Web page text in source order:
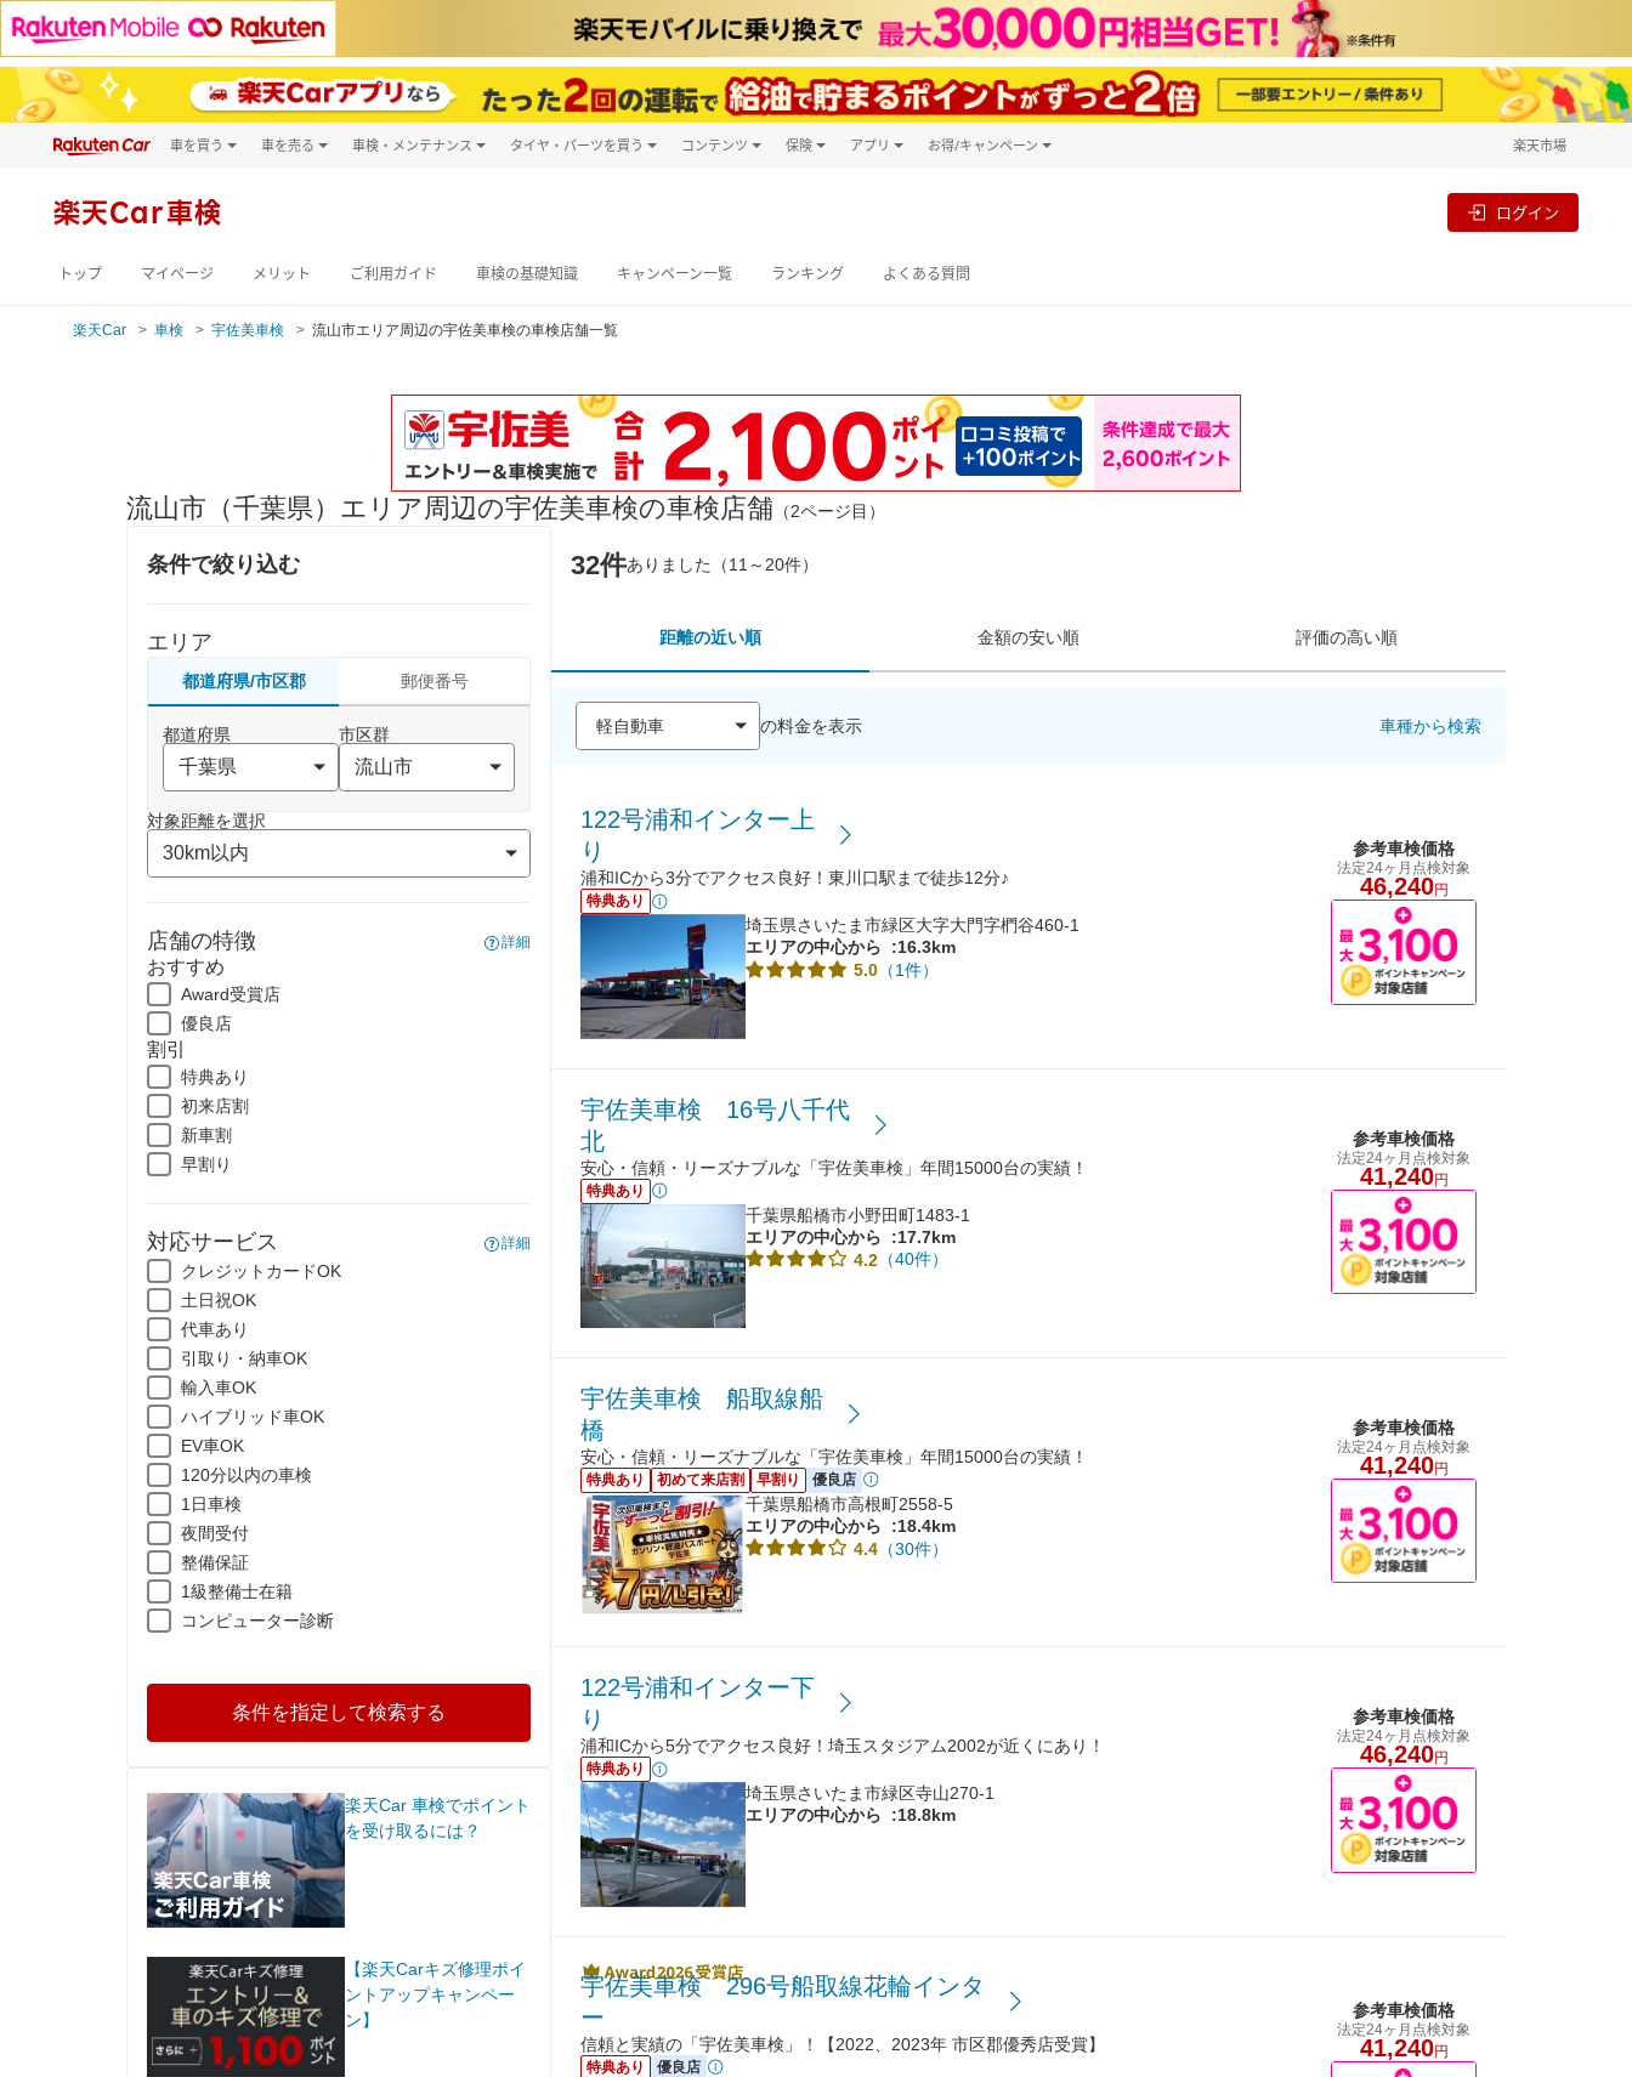
車を買う
新車
車を売る 車検・メンテナンス タイヤ・パーツを買う コンテンツ 保険 アプリ お得/キャンペーン 楽天市場
楽天Car車検 ログイン
トップ マイページ メリット ご利用ガイド 車検の基礎知識 キャンペーン一覧 ランキング よくある質問
楽天Car 車検 宇佐美車検 流山市エリア周辺の宇佐美車検の車検店舗一覧
流山市（千葉県）エリア周辺の宇佐美車検の車検店舗 （2ページ目）
条件で絞り込む
エリア
都道府県/市区郡 郵便番号
都道府県 市区群
対象距離を選択
店舗の特徴 詳細
おすすめ
Award受賞店
優良店
割引
特典あり
初来店割
新車割
早割り
対応サービス 詳細
クレジットカードOK
土日祝OK
代車あり
引取り・納車OK
輸入車OK
ハイブリッド車OK
EV車OK
120分以内の車検
1日車検
夜間受付
整備保証
1級整備士在籍
コンピューター診断
条件を指定して検索する
楽天Car 車検でポイント
を受け取るには？
【楽天Carキズ修理ポイ
ントアップキャンペー
ン】
32件ありました（11～20件）
距離の近い順 金額の安い順 評価の高い順
の料金を表示 車種から検索
122号浦和インター上
り
浦和ICから3分でアクセス良好！東川口駅まで徒歩12分♪
特典あり
埼玉県さいたま市緑区大字大門字椚谷460-1
エリアの中心から
:16.3km
5.0 （1件）
参考車検価格
法定24ヶ月点検対象
46,240円
宇佐美車検 16号八千代
北
安心・信頼・リーズナブルな「宇佐美車検」年間15000台の実績！
特典あり
千葉県船橋市小野田町1483-1
エリアの中心から
:17.7km
4.2 （40件）
参考車検価格
法定24ヶ月点検対象
41,240円
宇佐美車検 船取線船
橋
安心・信頼・リーズナブルな「宇佐美車検」年間15000台の実績！
特典あり 初めて来店割 早割り 優良店
千葉県船橋市高根町2558-5
エリアの中心から
:18.4km
4.4 （30件）
参考車検価格
法定24ヶ月点検対象
41,240円
122号浦和インター下
り
浦和ICから5分でアクセス良好！埼玉スタジアム2002が近くにあり！
特典あり
埼玉県さいたま市緑区寺山270-1
エリアの中心から
:18.8km
参考車検価格
法定24ヶ月点検対象
46,240円
宇佐美車検 296号船取線花輪インタ
ー
信頼と実績の「宇佐美車検」！【2022、2023年 市区郡優秀店受賞】
特典あり 優良店
参考車検価格
法定24ヶ月点検対象
41,240円